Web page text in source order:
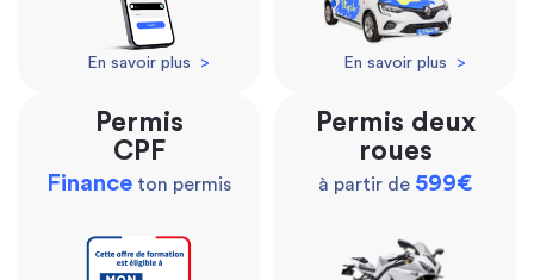
En savoir plus > En savoir plus >
Permis
CPF
Finance ton permis
Permis deux
roues
à partir de 599€